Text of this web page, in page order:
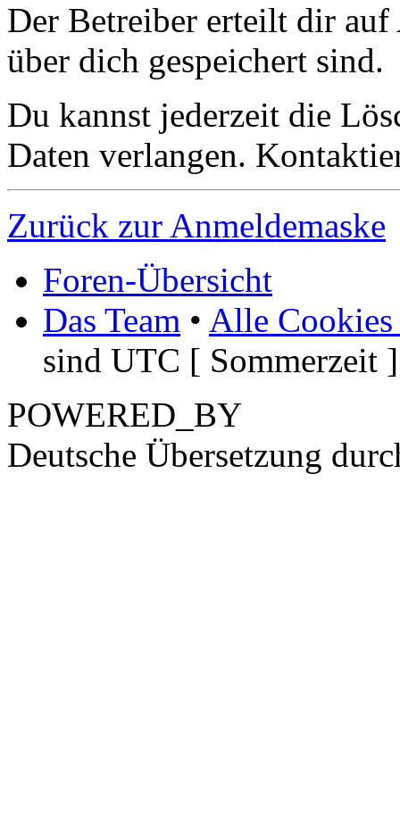
Der Betreiber erteilt dir
über dich gespeichert sind.
Du kannst jederzeit die
Daten verlangen.
Zurück zur Anmeldemaske
Foren-Übersicht
Das Team • Alle Cookies
sind UTC [ Sommerzeit ]
POWERED_BY
Deutsche Übersetzung